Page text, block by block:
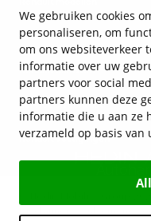
We gebruiken cookies
personaliseren, om
om ons websiteverkeer
informatie over uw
partners voor social
partners kunnen deze
informatie die u aan ze
verzameld op basis van
Renault onderhoud
Renault diensten
Service en contact
Renault vestigingen